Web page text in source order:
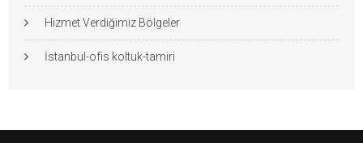
Hizmet Verdiğimiz Bölgeler
İstanbul-ofis koltuk-tamiri